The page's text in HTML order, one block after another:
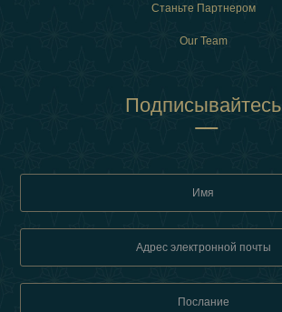
Станьте Партнером
Our Team
Подписывайтесь